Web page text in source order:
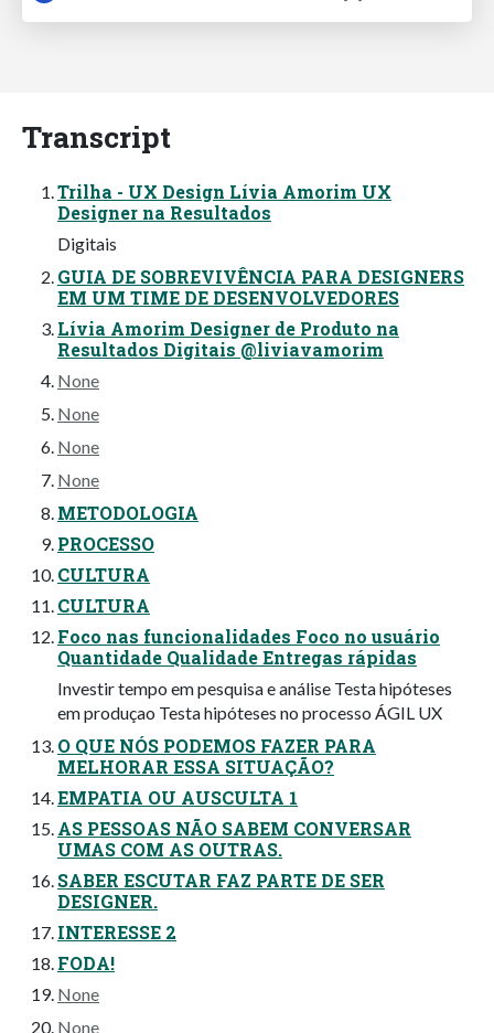
Transcript
Trilha - UX Design Lívia Amorim UX
Designer na Resultados
Digitais
GUIA DE SOBREVIVÊNCIA PARA DESIGNERS
EM UM TIME DE DESENVOLVEDORES
Lívia Amorim Designer de Produto na
Resultados Digitais @liviavamorim
None
None
None
None
METODOLOGIA
PROCESSO
CULTURA
CULTURA
Foco nas funcionalidades Foco no usuário
Quantidade Qualidade Entregas rápidas
Investir tempo em pesquisa e análise Testa hipóteses
em produçao Testa hipóteses no processo ÁGIL UX
O QUE NÓS PODEMOS FAZER PARA
MELHORAR ESSA SITUAÇÃO?
EMPATIA OU AUSCULTA 1
AS PESSOAS NÃO SABEM CONVERSAR
UMAS COM AS OUTRAS.
SABER ESCUTAR FAZ PARTE DE SER
DESIGNER.
INTERESSE 2
FODA!
None
None